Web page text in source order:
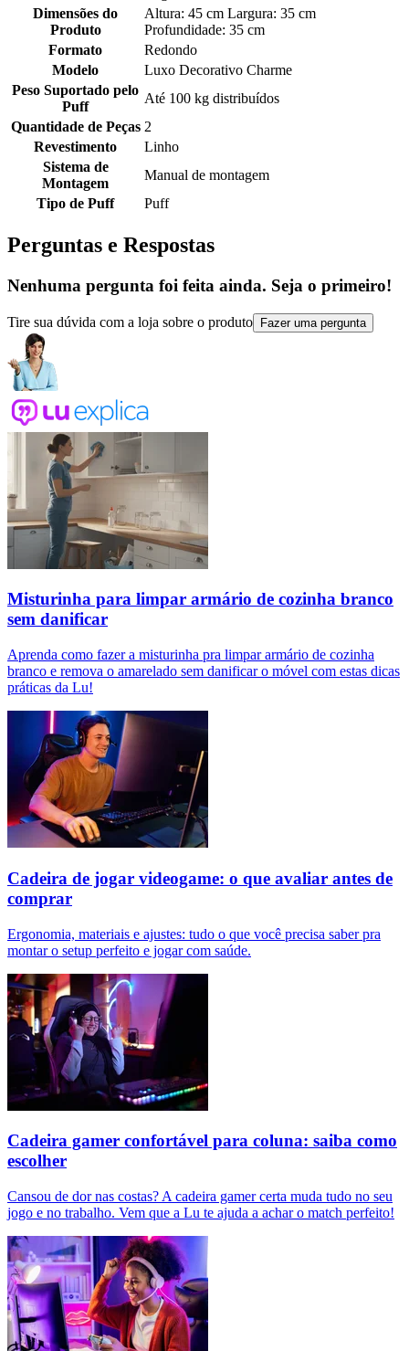
Dimensões do
Produto
Altura: 45 cm Largura: 35 cm
Profundidade: 35 cm
Formato
Redondo
Modelo
Luxo Decorativo Charme
Peso Suportado pelo
Puff
Até 100 kg distribuídos
Quantidade de Peças 2
Revestimento
Linho
Sistema de
Montagem
Manual de montagem
Tipo de Puff
Puff
Perguntas e Respostas
Nenhuma pergunta foi feita ainda. Seja o primeiro!
Tire sua dúvida com a loja sobre o produto Fazer uma pergunta
Misturinha para limpar armário de cozinha branco
sem danificar
Aprenda como fazer a misturinha pra limpar armário de cozinha
branco e remova o amarelado sem danificar o móvel com estas dicas
práticas da Lu!
Cadeira de jogar videogame: o que avaliar antes de
comprar
Ergonomia, materiais e ajustes: tudo o que você precisa saber pra
montar o setup perfeito e jogar com saúde.
Cadeira gamer confortável para coluna: saiba como
escolher
Cansou de dor nas costas? A cadeira gamer certa muda tudo no seu
jogo e no trabalho. Vem que a Lu te ajuda a achar o match perfeito!